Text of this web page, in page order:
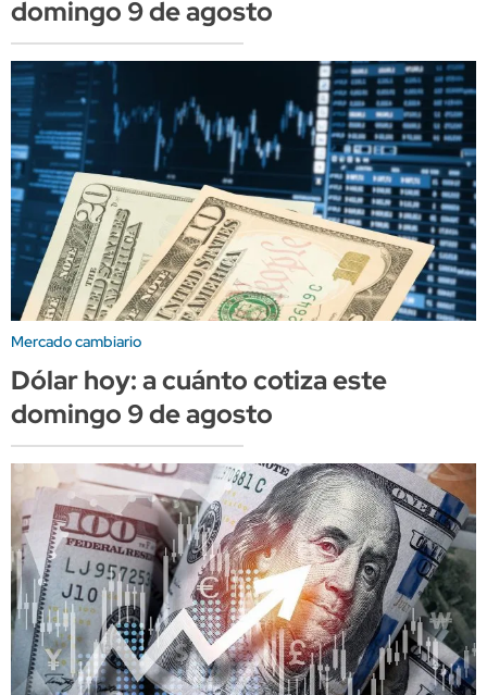
domingo 9 de agosto
Mercado cambiario
Dólar hoy: a cuánto cotiza este
domingo 9 de agosto